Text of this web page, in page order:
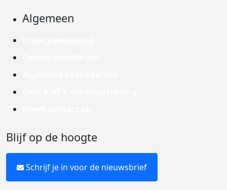
Algemeen
Blijf op de hoogte
Schrijf je in voor de nieuwsbrief